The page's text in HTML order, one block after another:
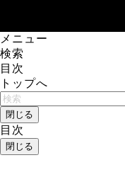
メニュー
検索
目次
トップへ
閉じる
目次
閉じる